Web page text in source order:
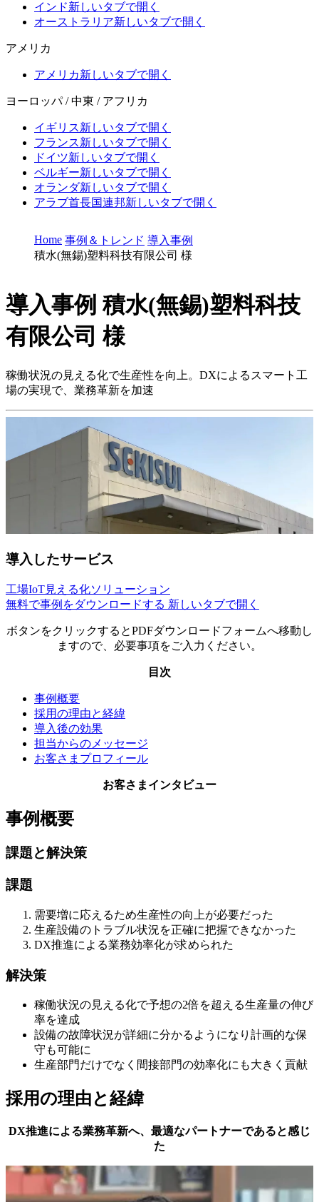
インド新しいタブで開く
オーストラリア新しいタブで開く
アメリカ
アメリカ新しいタブで開く
ヨーロッパ / 中東 / アフリカ
イギリス新しいタブで開く
フランス新しいタブで開く
ドイツ新しいタブで開く
ベルギー新しいタブで開く
オランダ新しいタブで開く
アラブ首長国連邦新しいタブで開く
Home 事例＆トレンド 導入事例
積水(無錫)塑料科技有限公司 様
導入事例 積水(無錫)塑料科技
有限公司 様
稼働状況の見える化で生産性を向上。DXによるスマート工
場の実現で、業務革新を加速
導入したサービス
工場IoT見える化ソリューション
無料で事例をダウンロードする 新しいタブで開く
ボタンをクリックするとPDFダウンロードフォームへ移動し
ますので、必要事項をご入力ください。
目次
事例概要
採用の理由と経緯
導入後の効果
担当からのメッセージ
お客さまプロフィール
お客さまインタビュー
事例概要
課題と解決策
課題
需要増に応えるため生産性の向上が必要だった
生産設備のトラブル状況を正確に把握できなかった
DX推進による業務効率化が求められた
解決策
稼働状況の見える化で予想の2倍を超える生産量の伸び
率を達成
設備の故障状況が詳細に分かるようになり計画的な保
守も可能に
生産部門だけでなく間接部門の効率化にも大きく貢献
採用の理由と経緯
DX推進による業務革新へ、最適なパートナーであると感じ
た